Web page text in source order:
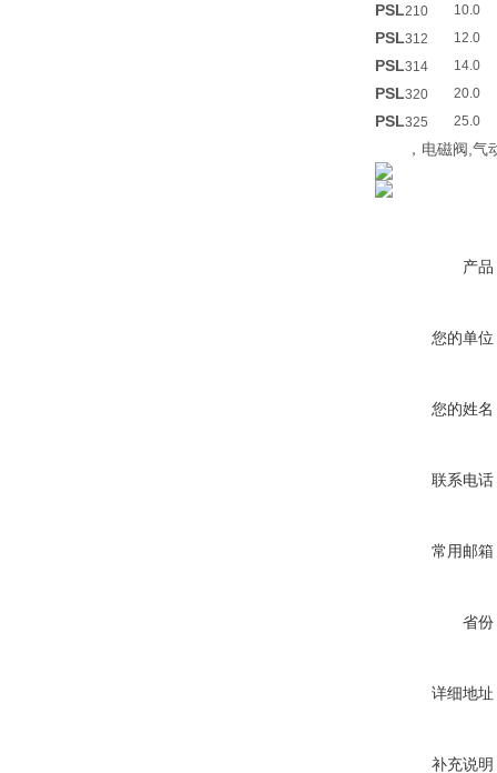
PSL210 10.0
PSL312 12.0
PSL314 14.0
PSL320 20.0
PSL325 25.0
，电磁阀,气动
产品
您的单位
您的姓名
联系电话
常用邮箱
省份
详细地址
补充说明